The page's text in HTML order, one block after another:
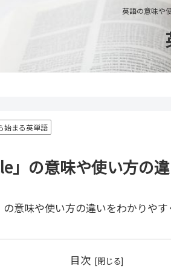
英語の意味や
始まる英単語
」の意味や使い方の
の意味や使い方の違いをわかりやす
目次